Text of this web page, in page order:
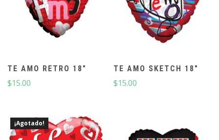
TE AMO RETRO 18″
$15.00
TE AMO SKETCH 18″
$15.00
¡Agotado!